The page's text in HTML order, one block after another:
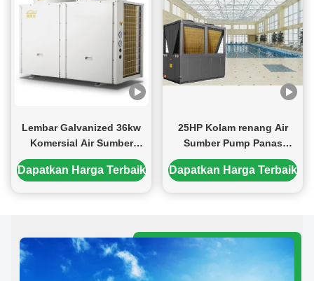
Lembar Galvanized 36kw
Komersial Air Sumber
Pump Panas Untuk
Stasiun Listrik Mobil
Dapatkan Harga Terbaik
25HP Kolam renang Air
Sumber Pump Panas
Efisiensi Tinggi 21.37kw
Dapatkan Harga Terbaik